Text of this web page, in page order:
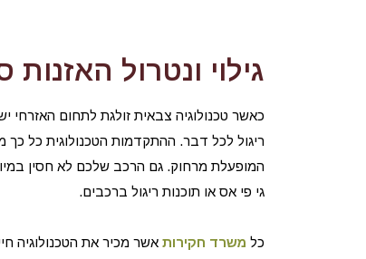
גילוי ונטרול
כאשר טכנולוגיה צבאית זולגת לתחום
ריגול לכל דבר. ההתקדמות הטכנולוגית כל
המופעלת מרחוק. גם הרכב שלכם לא חסין
גי פי אס או תוכנות ריגול ברכבים.
כל משרד חקירות אשר מכיר את הטכנולוגיה